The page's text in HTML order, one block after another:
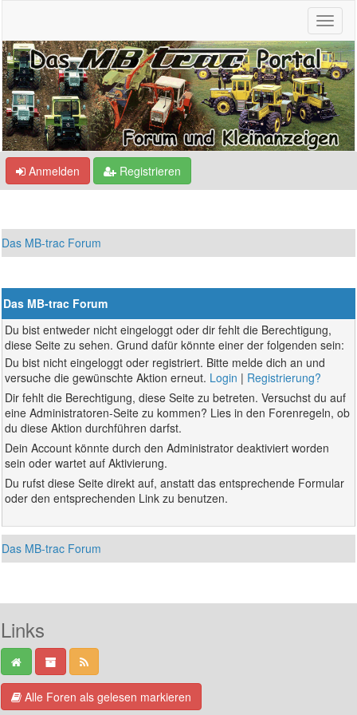
Anmelden Registrieren
Das MB-trac Forum
Das MB-trac Forum
Du bist entweder nicht eingeloggt oder dir fehlt die Berechtigung,
diese Seite zu sehen. Grund dafür könnte einer der folgenden sein:
Du bist nicht eingeloggt oder registriert. Bitte melde dich an und
versuche die gewünschte Aktion erneut. Login | Registrierung?
Dir fehlt die Berechtigung, diese Seite zu betreten. Versuchst du auf
eine Administratoren-Seite zu kommen? Lies in den Forenregeln, ob
du diese Aktion durchführen darfst.
Dein Account könnte durch den Administrator deaktiviert worden
sein oder wartet auf Aktivierung.
Du rufst diese Seite direkt auf, anstatt das entsprechende Formular
oder den entsprechenden Link zu benutzen.
Das MB-trac Forum
Links
Alle Foren als gelesen markieren